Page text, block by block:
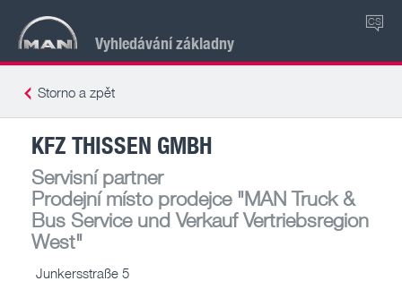
Vyhledávání základny
CS
Storno a zpět
KFZ THISSEN GMBH
Servisní partner
Prodejní místo prodejce"MAN Truck &
Bus Service und Verkauf Vertriebsregion
West"
Junkersstraße 5